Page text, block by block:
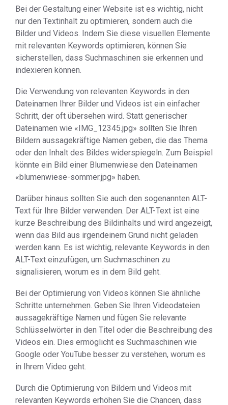
Bei der Gestaltung einer Website ist es wichtig, nicht
nur den Textinhalt zu optimieren, sondern auch die
Bilder und Videos. Indem Sie diese visuellen Elemente
mit relevanten Keywords optimieren, können Sie
sicherstellen, dass Suchmaschinen sie erkennen und
indexieren können.
Die Verwendung von relevanten Keywords in den
Dateinamen Ihrer Bilder und Videos ist ein einfacher
Schritt, der oft übersehen wird. Statt generischer
Dateinamen wie «IMG_12345.jpg» sollten Sie Ihren
Bildern aussagekräftige Namen geben, die das Thema
oder den Inhalt des Bildes widerspiegeln. Zum Beispiel
könnte ein Bild einer Blumenwiese den Dateinamen
«blumenwiese-sommer.jpg» haben.
Darüber hinaus sollten Sie auch den sogenannten ALT-
Text für Ihre Bilder verwenden. Der ALT-Text ist eine
kurze Beschreibung des Bildinhalts und wird angezeigt,
wenn das Bild aus irgendeinem Grund nicht geladen
werden kann. Es ist wichtig, relevante Keywords in den
ALT-Text einzufügen, um Suchmaschinen zu
signalisieren, worum es in dem Bild geht.
Bei der Optimierung von Videos können Sie ähnliche
Schritte unternehmen. Geben Sie Ihren Videodateien
aussagekräftige Namen und fügen Sie relevante
Schlüsselwörter in den Titel oder die Beschreibung des
Videos ein. Dies ermöglicht es Suchmaschinen wie
Google oder YouTube besser zu verstehen, worum es
in Ihrem Video geht.
Durch die Optimierung von Bildern und Videos mit
relevanten Keywords erhöhen Sie die Chancen, dass